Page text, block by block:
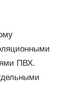
ПВХ.